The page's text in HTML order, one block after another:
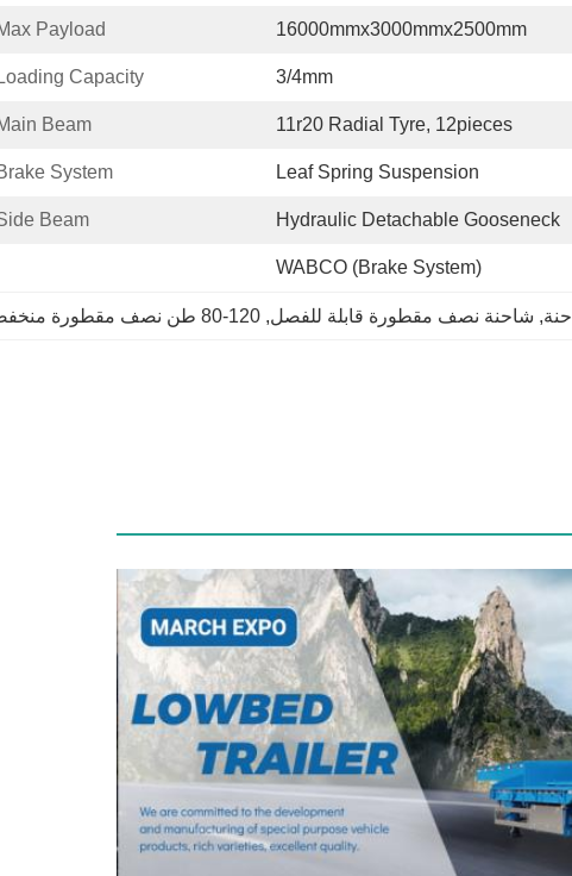
16000mmx3000mmx2500mm
Payload:
3/4mm
Loading Capacity:
11r20 Radial Tyre, 12pieces
Beam:
Leaf Spring Suspension
System:
Hydraulic Detachable Gooseneck
Beam:
WABCO (brake System)
, شاحنة نصف مقطورة قابلة للفصل, 80-120 طن نصف مقطورة منخفضة